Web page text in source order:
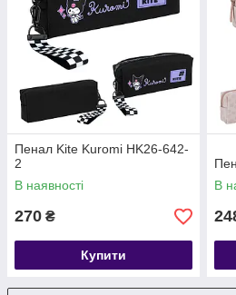
Пенал Kite Kuromi HK26-642-
2
В наявності
270 ₴
Купити
В